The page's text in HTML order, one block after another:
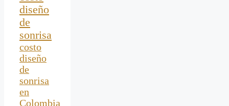
diseño
de
sonrisa
costo
diseño
de
sonrisa
en
Colombia